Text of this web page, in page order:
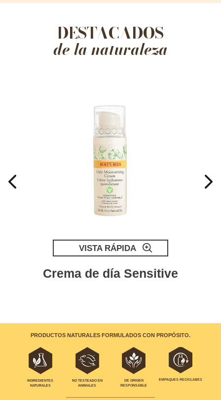
DESTACADOS
de la naturaleza
VISTA RÁPIDA
Crema de día Sensitive
PRODUCTOS NATURALES FORMULADOS CON PROPÓSITO.
INGREDIENTES
NATURALES
NO TESTEADO EN
ANIMALES
DE ORIGEN
RESPONSABLE
EMPAQUES RECICLABES